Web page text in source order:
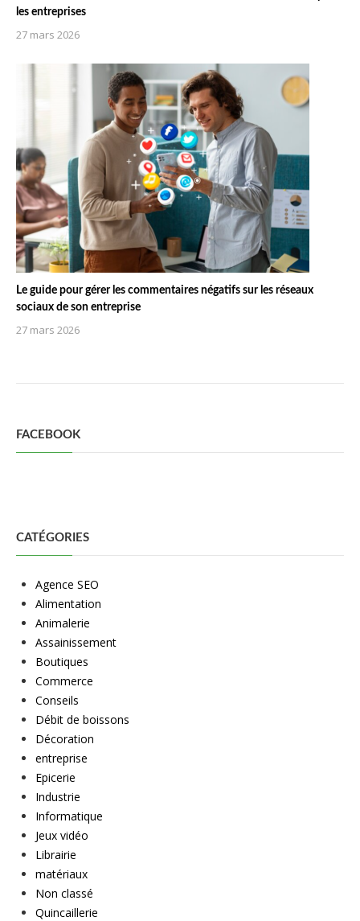
les entreprises
27 mars 2026
Le guide pour gérer les commentaires négatifs sur les réseaux
sociaux de son entreprise
27 mars 2026
FACEBOOK
CATÉGORIES
Agence SEO
Alimentation
Animalerie
Assainissement
Boutiques
Commerce
Conseils
Débit de boissons
Décoration
entreprise
Epicerie
Industrie
Informatique
Jeux vidéo
Librairie
matériaux
Non classé
Quincaillerie